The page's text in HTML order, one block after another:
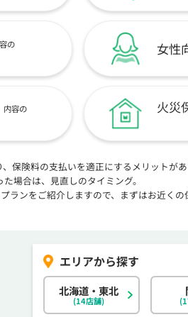
の
女性
内容の
火災
保険料の支払いを適正にするメリットがあ
場合は、見直しのタイミング。
ランをご紹介しますので、まずはお近くの
北海道・東北
(14店舗)